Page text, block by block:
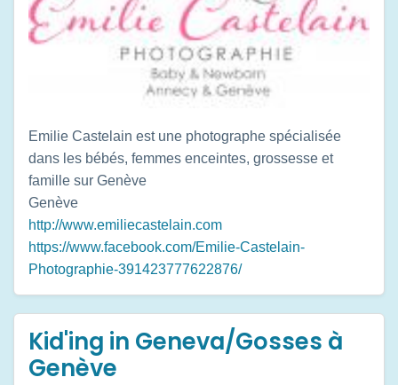
Emilie Castelain est une photographe spécialisée
dans les bébés, femmes enceintes, grossesse et
famille sur Genève
Genève
http://www.emiliecastelain.com
https://www.facebook.com/Emilie-Castelain-
Photographie-391423777622876/
Kid'ing in Geneva/Gosses à
Genève